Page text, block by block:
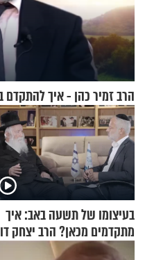
הרב זמיר כהן - איך להתקדם
בעיצומו של תשעה באב: איך
מתקדמים מכאן? הרב יצחק
גרוסמן בשיחה מיוחדת